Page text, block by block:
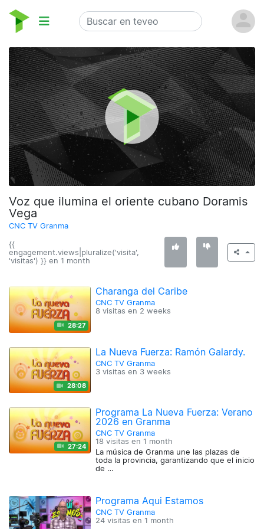
Voz que ilumina el oriente cubano Doramis
Vega
CNC TV Granma
{{
engagement.views|pluralize('visita',
'visitas') }} en 1 month
28:27
Charanga del Caribe
CNC TV Granma
8 visitas en 2 weeks
28:08
La Nueva Fuerza: Ramón Galardy.
CNC TV Granma
3 visitas en 3 weeks
27:24
Programa La Nueva Fuerza: Verano
2026 en Granma
CNC TV Granma
18 visitas en 1 month
La música de Granma une las plazas de
toda la provincia, garantizando que el inicio
de …
Programa Aqui Estamos
CNC TV Granma
24 visitas en 1 month